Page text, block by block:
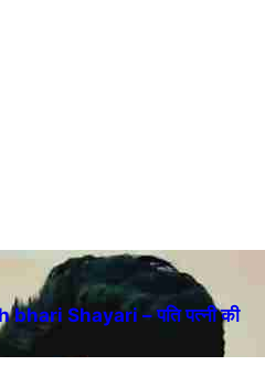
Shayari – पति पत्नी की